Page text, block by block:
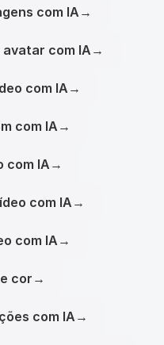
com IA →
com IA →
com IA →
com IA →
com IA→
com IA→
com IA→
cor→
com IA →